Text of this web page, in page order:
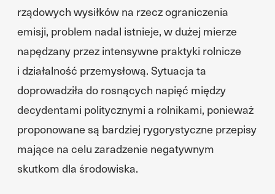
rządowych wysiłków na rzecz ograniczenia
emisji, problem nadal istnieje, w dużej mierze
napędzany przez intensywne praktyki rolnicze
i działalność przemysłową. Sytuacja ta
doprowadziła do rosnących napięć między
decydentami politycznymi a rolnikami, ponieważ
proponowane są bardziej rygorystyczne przepisy
mające na celu zaradzenie negatywnym
skutkom dla środowiska.